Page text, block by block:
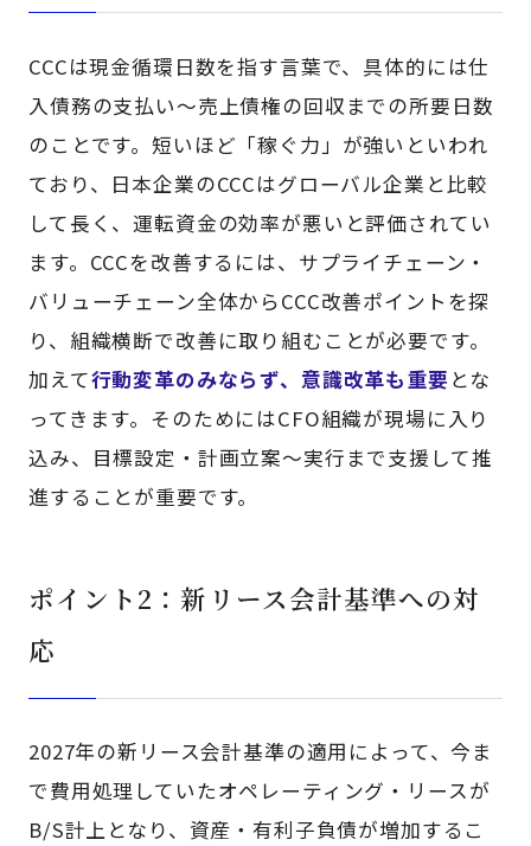
CCCは現金循環日数を指す言葉で、具体的には仕
入債務の支払い～売上債権の回収までの所要日数
のことです。短いほど「稼ぐ力」が強いといわれ
ており、日本企業のCCCはグローバル企業と比較
して長く、運転資金の効率が悪いと評価されてい
ます。CCCを改善するには、サプライチェーン・
バリューチェーン全体からCCC改善ポイントを探
り、組織横断で改善に取り組むことが必要です。
加えて行動変革のみならず、意識改革も重要 とな
ってきます。そのためにはCFO組織が現場に入り
込み、目標設定・計画立案～実行まで支援して推
進することが重要です。
ポイント2：新リース会計基準への対
応
2027年の新リース会計基準の適用によって、今ま
で費用処理していたオペレーティング・リースが
B/S計上となり、資産・有利子負債が増加するこ